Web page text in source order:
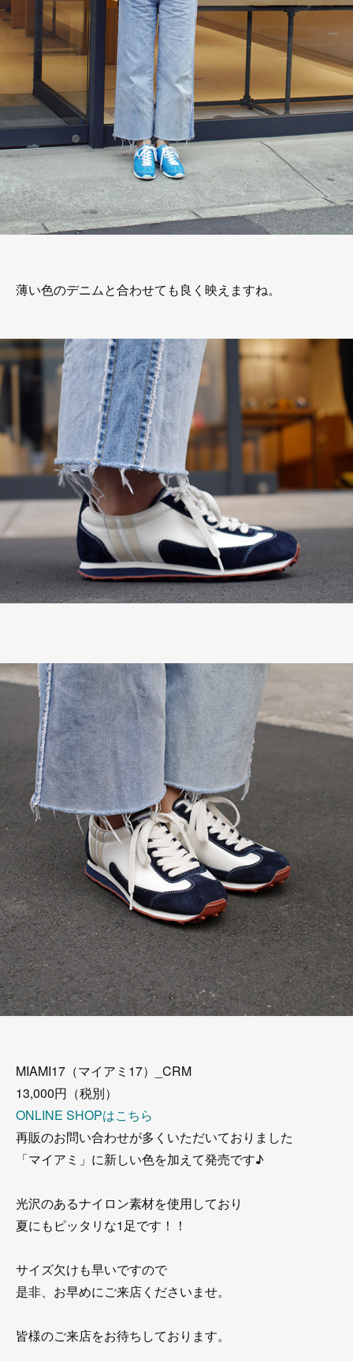
薄い色のデニムと合わせても良く映えますね。
MIAMI17（マイアミ17）_CRM
13,000円（税別）
ONLINE SHOPはこちら
再販のお問い合わせが多くいただいておりました
「マイアミ」に新しい色を加えて発売です♪
光沢のあるナイロン素材を使用しており
夏にもピッタリな1足です！！
サイズ欠けも早いですので
是非、お早めにご来店くださいませ。
皆様のご来店をお待ちしております。